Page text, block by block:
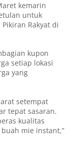
kemarin
untuk
Rakyat di
kupon
setiap lokasi
yang
setempat
tepat sasaran.
kualitas
mie instant,”